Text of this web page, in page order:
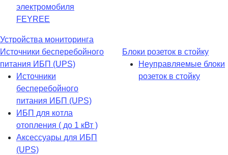
электромобиля
FEYREE
Устройства мониторинга
Источники бесперебойного
питания ИБП (UPS)
Источники
бесперебойного
питания ИБП (UPS)
ИБП для котла
отопления ( до 1 кВт )
Аксессуары для ИБП
(UPS)
Блоки розеток в стойку
Неуправляемые блоки
розеток в стойку